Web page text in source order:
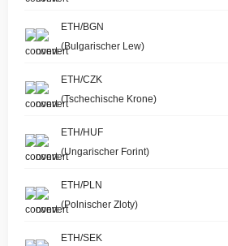
ETH/BGN
(Bulgarischer Lew)
ETH/CZK
(Tschechische Krone)
ETH/HUF
(Ungarischer Forint)
ETH/PLN
(Polnischer Zloty)
ETH/SEK